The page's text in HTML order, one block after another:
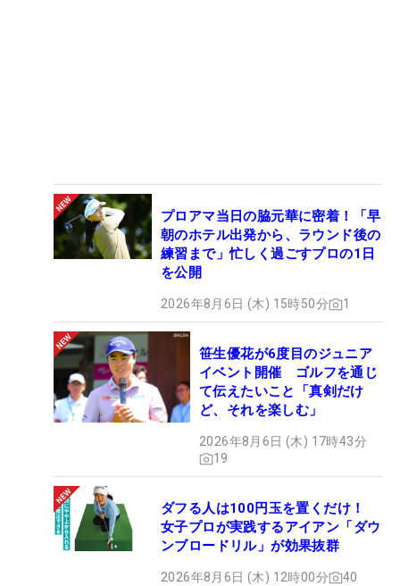
プロアマ当日の脇元華に密着！「早
朝のホテル出発から、ラウンド後の
練習まで」忙しく過ごすプロの1日
を公開
2026年8月6日 (木) 15時50分 1
笹生優花が6度目のジュニア
イベント開催 ゴルフを通じ
て伝えたいこと「真剣だけ
ど、それを楽しむ」
2026年8月6日 (木) 17時43分
19
ダフる人は100円玉を置くだけ！
女子プロが実践するアイアン「ダウ
ンブロードリル」が効果抜群
2026年8月6日 (木) 12時00分 40